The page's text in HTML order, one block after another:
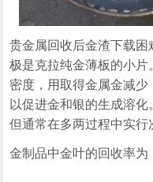
贵金属回收后金渣下载
极是克拉纯金薄板的小
密度，用取得金属金减
以促进金和银的生成溶化
但通常在多两过程中实行
金制品中金叶的回收率为